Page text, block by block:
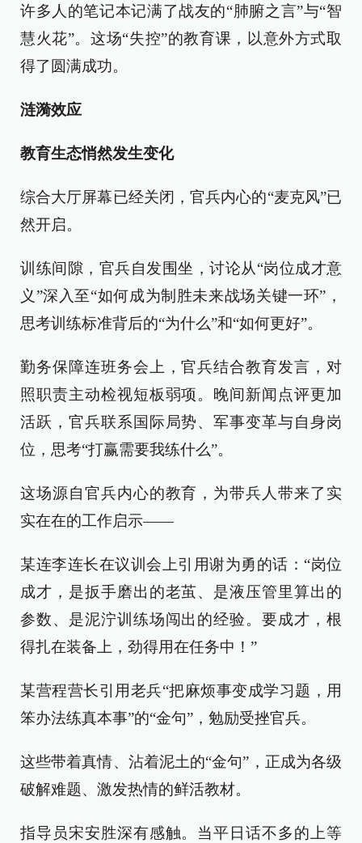
许多人的笔记本记满了战友的“肺腑之言”与“智
慧火花”。这场“失控”的教育课，以意外方式取
得了圆满成功。
涟漪效应
教育生态悄然发生变化
综合大厅屏幕已经关闭，官兵内心的“麦克风”已
然开启。
训练间隙，官兵自发围坐，讨论从“岗位成才意
义”深入至“如何成为制胜未来战场关键一环”，
思考训练标准背后的“为什么”和“如何更好”。
勤务保障连班务会上，官兵结合教育发言，对
照职责主动检视短板弱项。晚间新闻点评更加
活跃，官兵联系国际局势、军事变革与自身岗
位，思考“打赢需要我练什么”。
这场源自官兵内心的教育，为带兵人带来了实
实在在的工作启示——
某连李连长在议训会上引用谢为勇的话：“岗位
成才，是扳手磨出的老茧、是液压管里算出的
参数、是泥泞训练场闯出的经验。要成才，根
得扎在装备上，劲得用在任务中！”
某营程营长引用老兵“把麻烦事变成学习题，用
笨办法练真本事”的“金句”，勉励受挫官兵。
这些带着真情、沾着泥土的“金句”，正成为各级
破解难题、激发热情的鲜活教材。
指导员宋安胜深有感触。当平日话不多的上等